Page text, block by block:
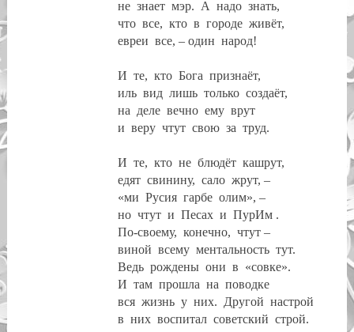
не знает мэр. А надо знать,
что все, кто в городе живёт,
евреи все, – один народ!
И те, кто Бога признаёт,
иль вид лишь только создаёт,
на деле вечно ему врут
и веру чтут свою за труд.
И те, кто не блюдёт кашрут,
едят свинину, сало жрут, –
«ми Русия гарбе олим», –
но чтут и Песах и ПурИм .
По-своему, конечно, чтут –
виной всему ментальность тут.
Ведь рождены они в «совке».
И там прошла на поводке
вся жизнь у них. Другой настрой
в них воспитал советский строй.